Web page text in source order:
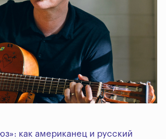
как американец и русский